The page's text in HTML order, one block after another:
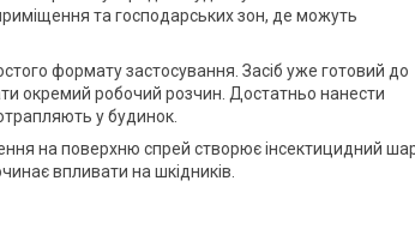
та господарських зон, де можуть
формату застосування. Засіб уже готовий до
окремий робочий розчин. Достатньо нанести
у будинок.
на поверхню спрей створює інсектицидний
впливати на шкідників.